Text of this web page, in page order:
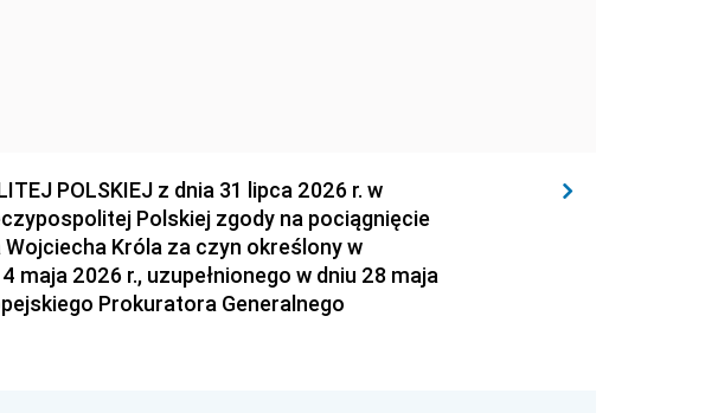
POLSKIEJ z dnia 31 lipca 2026 r. w
Polskiej zgody na pociągnięcie
Króla za czyn określony w
maja 2026 r., uzupełnionego w dniu 28 maja
Prokuratora Generalnego